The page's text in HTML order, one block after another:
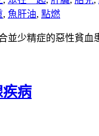
, 魚肝油, 點燃
並少精症的惡性貧
病